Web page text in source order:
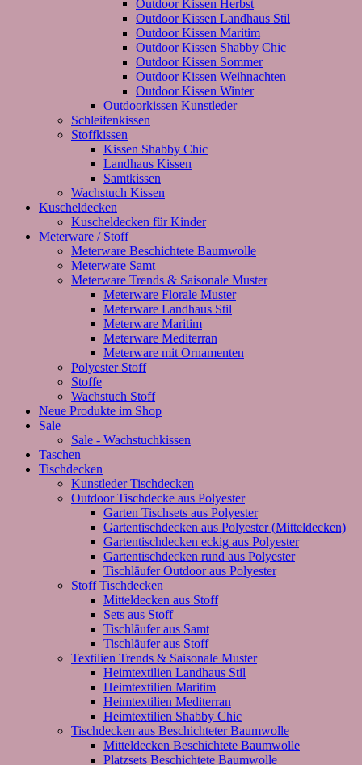
Outdoor Kissen Herbst
Outdoor Kissen Landhaus Stil
Outdoor Kissen Maritim
Outdoor Kissen Shabby Chic
Outdoor Kissen Sommer
Outdoor Kissen Weihnachten
Outdoor Kissen Winter
Outdoorkissen Kunstleder
Schleifenkissen
Stoffkissen
Kissen Shabby Chic
Landhaus Kissen
Samtkissen
Wachstuch Kissen
Kuscheldecken
Kuscheldecken für Kinder
Meterware / Stoff
Meterware Beschichtete Baumwolle
Meterware Samt
Meterware Trends & Saisonale Muster
Meterware Florale Muster
Meterware Landhaus Stil
Meterware Maritim
Meterware Mediterran
Meterware mit Ornamenten
Polyester Stoff
Stoffe
Wachstuch Stoff
Neue Produkte im Shop
Sale
Sale - Wachstuchkissen
Taschen
Tischdecken
Kunstleder Tischdecken
Outdoor Tischdecke aus Polyester
Garten Tischsets aus Polyester
Gartentischdecken aus Polyester (Mitteldecken)
Gartentischdecken eckig aus Polyester
Gartentischdecken rund aus Polyester
Tischläufer Outdoor aus Polyester
Stoff Tischdecken
Mitteldecken aus Stoff
Sets aus Stoff
Tischläufer aus Samt
Tischläufer aus Stoff
Textilien Trends & Saisonale Muster
Heimtextilien Landhaus Stil
Heimtextilien Maritim
Heimtextilien Mediterran
Heimtextilien Shabby Chic
Tischdecken aus Beschichteter Baumwolle
Mitteldecken Beschichtete Baumwolle
Platzsets Beschichtete Baumwolle